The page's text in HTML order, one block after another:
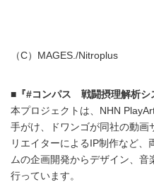
（C）MAGES./Nitroplus
■『#コンパス 戦闘摂理解析シ
本プロジェクトは、NHN
手がけ、ドワンゴが同社の動画
リエイターによるIP制作など
ムの企画開発からデザイン、
行っています。